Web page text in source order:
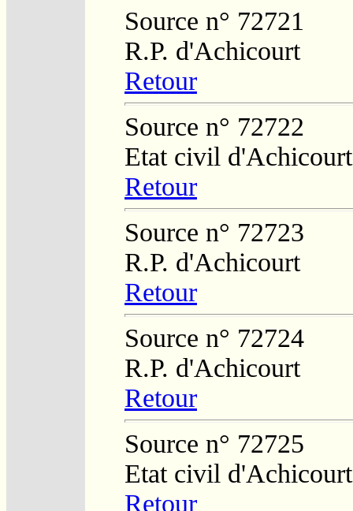
Source n° 72721
R.P. d'Achicourt
Retour
Source n° 72722
Etat civil d'Achicourt
Retour
Source n° 72723
R.P. d'Achicourt
Retour
Source n° 72724
R.P. d'Achicourt
Retour
Source n° 72725
Etat civil d'Achicourt
Retour